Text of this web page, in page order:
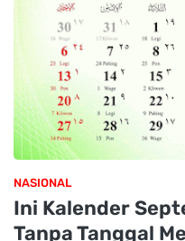
NASIONAL
Ini Kalender
Tanpa Tanggal